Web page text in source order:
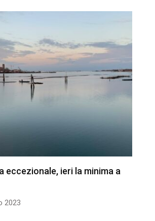
eccezionale, ieri la minima a
2023